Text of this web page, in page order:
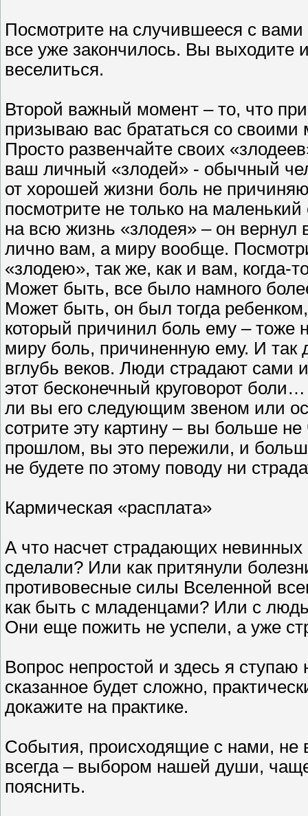
Посмотрите на случившееся с
все уже закончилось. Вы выходите
веселиться.
Второй важный момент – то, что
призываю вас брататься со
Просто развенчайте своих
ваш личный «злодей» - обычный
от хорошей жизни боль не
посмотрите не только на
на всю жизнь «злодея» – он
лично вам, а миру вообще.
«злодею», так же, как и вам, когда-
Может быть, все было намного
Может быть, он был тогда
который причинил боль ему – тоже
миру боль, причиненную ему. И так
вглубь веков. Люди страдают сами
этот бесконечный круговорот
ли вы его следующим звеном или
сотрите эту картину – вы больше
прошлом, вы это пережили, и
не будете по этому поводу ни
Кармическая «расплата»
А что насчет страдающих
сделали? Или как притянули
противовесные силы Вселенной
как быть с младенцами? Или с
Они еще пожить не успели, а уже
Вопрос непростой и здесь я ступаю
сказанное будет сложно,
докажите на практике.
События, происходящие с нами, не
всегда – выбором нашей души,
пояснить.